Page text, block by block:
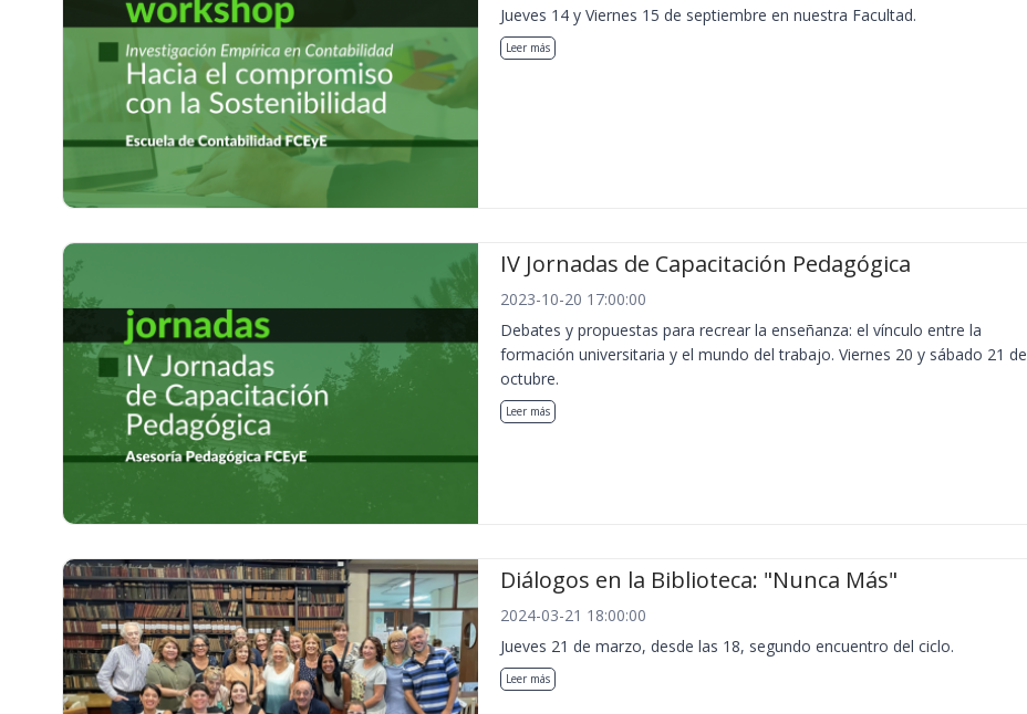
Jueves 14 y Viernes 15 de septiembre en nuestra Facultad.
Leer más
IV Jornadas de Capacitación Pedagógica
2023-10-20 17:00:00
Debates y propuestas para recrear la enseñanza: el vínculo entre la
formación universitaria y el mundo del trabajo. Viernes 20 y sábado 21 de
octubre.
Leer más
Diálogos en la Biblioteca: "Nunca Más"
2024-03-21 18:00:00
Jueves 21 de marzo, desde las 18, segundo encuentro del ciclo.
Leer más